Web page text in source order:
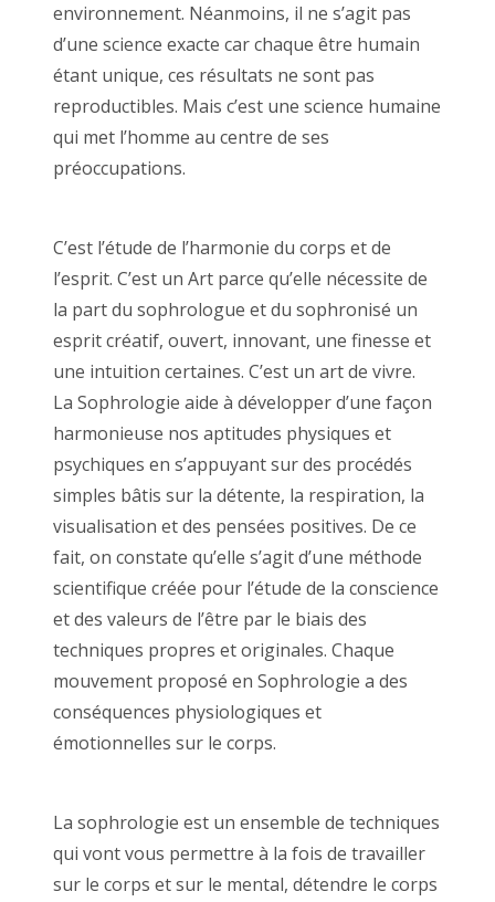
environnement. Néanmoins, il ne s’agit pas
d’une science exacte car chaque être humain
étant unique, ces résultats ne sont pas
reproductibles. Mais c’est une science humaine
qui met l’homme au centre de ses
préoccupations.
C’est l’étude de l’harmonie du corps et de
l’esprit. C’est un Art parce qu’elle nécessite de
la part du sophrologue et du sophronisé un
esprit créatif, ouvert, innovant, une finesse et
une intuition certaines. C’est un art de vivre.
La Sophrologie aide à développer d’une façon
harmonieuse nos aptitudes physiques et
psychiques en s’appuyant sur des procédés
simples bâtis sur la détente, la respiration, la
visualisation et des pensées positives. De ce
fait, on constate qu’elle s’agit d’une méthode
scientifique créée pour l’étude de la conscience
et des valeurs de l’être par le biais des
techniques propres et originales. Chaque
mouvement proposé en Sophrologie a des
conséquences physiologiques et
émotionnelles sur le corps.
La sophrologie est un ensemble de techniques
qui vont vous permettre à la fois de travailler
sur le corps et sur le mental, détendre le corps